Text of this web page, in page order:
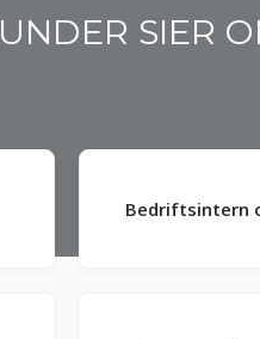
SIER
Bedriftsintern